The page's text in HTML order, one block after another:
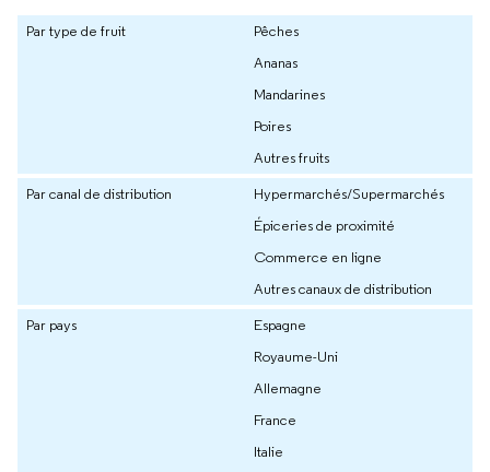
Par type de fruit
Pêches
Ananas
Mandarines
Poires
Autres fruits
Par canal de distribution
Hypermarchés/Supermarchés
Épiceries de proximité
Commerce en ligne
Autres canaux de distribution
Par pays
Espagne
Royaume-Uni
Allemagne
France
Italie